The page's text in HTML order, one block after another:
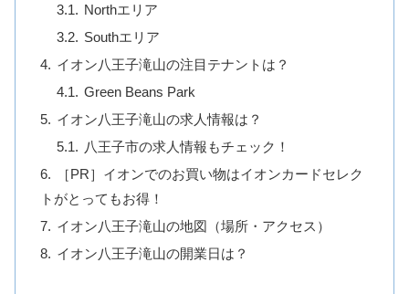
Northエリア
Southエリア
イオン八王子滝山の注目テナントは？
Green Beans Park
イオン八王子滝山の求人情報は？
八王子市の求人情報もチェック！
［PR］イオンでのお買い物はイオンカードセレク
トがとってもお得！
イオン八王子滝山の地図（場所・アクセス）
イオン八王子滝山の開業日は？